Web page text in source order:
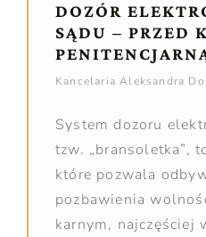
DOZÓR
SĄDU – PRZED
Kancelaria Aleksandra
System dozoru
tzw. „bransoletka”,
które pozwala
pozbawienia
karnym, najczęściej